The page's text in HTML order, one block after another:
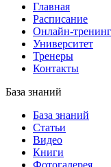
Главная
Расписание
Онлайн-
Университет
Тренеры
Контакты
База знаний
База знаний
Статьи
Видео
Книги
Фотогалерея